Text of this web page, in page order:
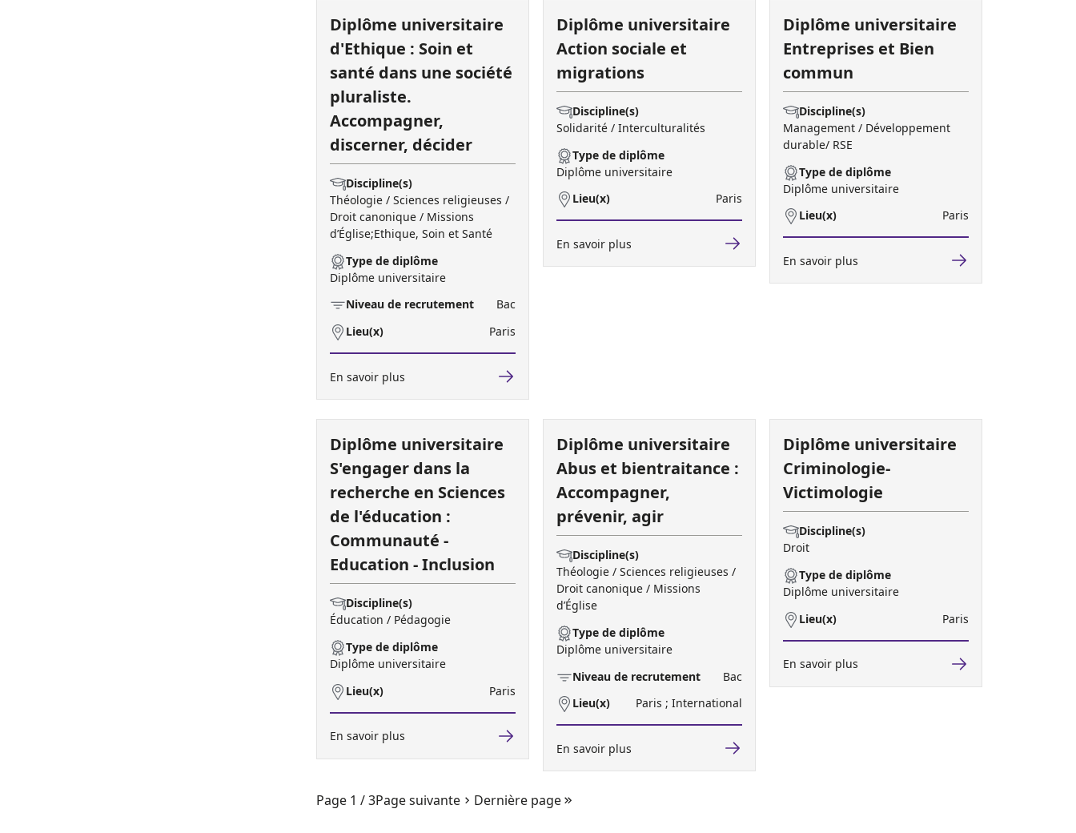
Diplôme universitaire
d'Ethique : Soin et
santé dans une société
pluraliste.
Accompagner,
discerner, décider
Discipline(s)
Théologie / Sciences religieuses /
Droit canonique / Missions
d’Église;Ethique, Soin et Santé
Type de diplôme
Diplôme universitaire
Niveau de recrutement
Bac
Lieu(x)
Paris
En savoir plus
Diplôme universitaire
Action sociale et
migrations
Discipline(s)
Solidarité / Interculturalités
Type de diplôme
Diplôme universitaire
Lieu(x)
Paris
En savoir plus
Diplôme universitaire
Entreprises et Bien
commun
Discipline(s)
Management / Développement
durable/ RSE
Type de diplôme
Diplôme universitaire
Lieu(x)
Paris
En savoir plus
Diplôme universitaire
S'engager dans la
recherche en Sciences
de l'éducation :
Communauté -
Education - Inclusion
Discipline(s)
Éducation / Pédagogie
Type de diplôme
Diplôme universitaire
Lieu(x)
Paris
En savoir plus
Diplôme universitaire
Abus et bientraitance :
Accompagner,
prévenir, agir
Discipline(s)
Théologie / Sciences religieuses /
Droit canonique / Missions
d’Église
Type de diplôme
Diplôme universitaire
Niveau de recrutement
Bac
Lieu(x)
Paris ; International
En savoir plus
Diplôme universitaire
Criminologie-
Victimologie
Discipline(s)
Droit
Type de diplôme
Diplôme universitaire
Lieu(x)
Paris
En savoir plus
Page 1 / 3Page suivante Dernière page